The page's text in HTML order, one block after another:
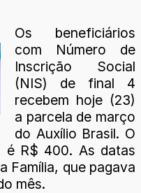
Os beneficiários
com Número de
Inscrição Social
(NIS) de final 4
recebem hoje (23)
a parcela de março
do Auxílio Brasil. O
é R$ 400. As datas
Família, que pagava
mês.